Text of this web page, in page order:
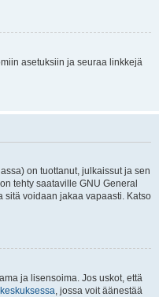
asetuksiin ja seuraa linkkejä
on tuottanut, julkaissut ja sen
tehty saataville GNU General
sitä voidaan jakaa vapaasti. Katso
ja lisensoima. Jos uskot, että
, jossa voit äänestää